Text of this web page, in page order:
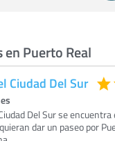
Puerto Real
Ciudad Del Sur
Del Sur se
dar un paseo por